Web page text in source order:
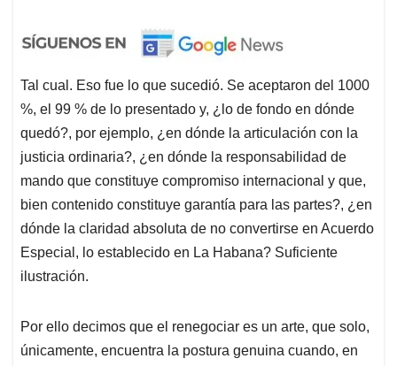
Tal cual. Eso fue lo que sucedió. Se aceptaron del 1000
%, el 99 % de lo presentado y, ¿lo de fondo en dónde
quedó?, por ejemplo, ¿en dónde la articulación con la
justicia ordinaria?, ¿en dónde la responsabilidad de
mando que constituye compromiso internacional y que,
bien contenido constituye garantía para las partes?, ¿en
dónde la claridad absoluta de no convertirse en Acuerdo
Especial, lo establecido en La Habana? Suficiente
ilustración.
Por ello decimos que el renegociar es un arte, que solo,
únicamente, encuentra la postura genuina cuando, en